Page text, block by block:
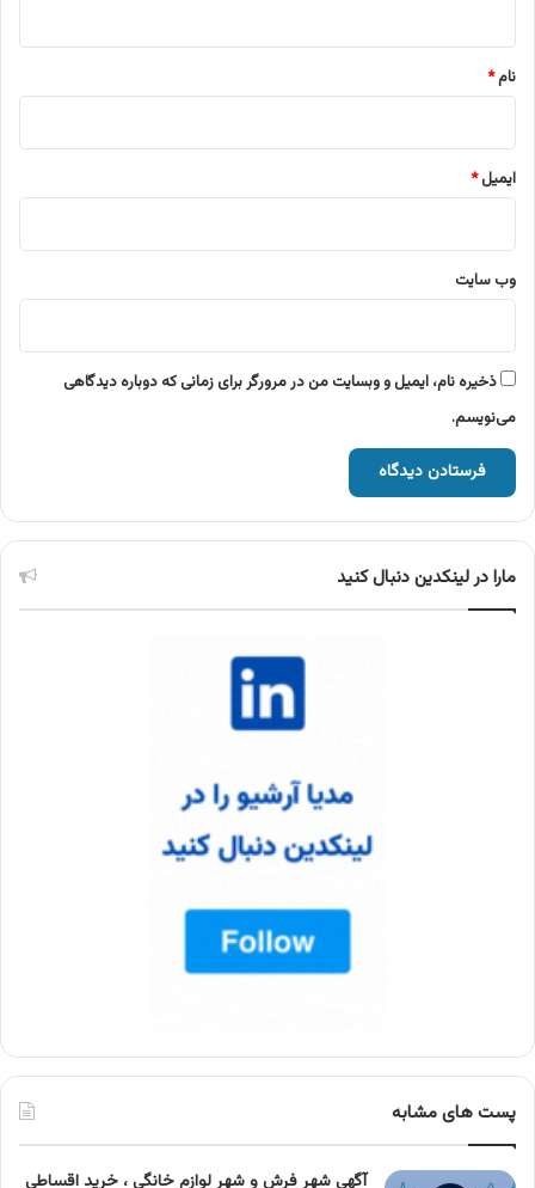
نام*
ایمیل*
وب‌ سایت
ذخیره نام، ایمیل و وبسایت من در مرورگر برای زمانی که دوباره دیدگاهی
می‌نویسم.
مارا در لینکدین دنبال کنید
پست های مشابه
آگهی شهر فرش و شهر لوازم خانگی ، خرید اقساطی